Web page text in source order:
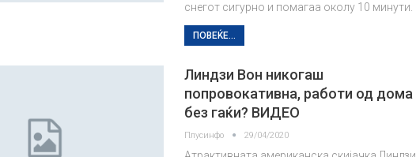
снегот сигурно и помагаа околу 10 минути.
ПОВЕЌЕ...
Линдзи Вон никогаш
попровокативна, работи од дома
без гаќи? ВИДЕО
Плусинфо 29/04/2020